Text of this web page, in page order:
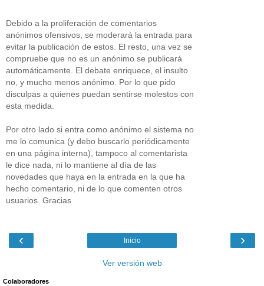
Debido a la proliferación de comentarios
anónimos ofensivos, se moderará la entrada para
evitar la publicación de estos. El resto, una vez se
compruebe que no es un anónimo se publicará
automáticamente. El debate enriquece, el insulto
no, y mucho menos anónimo. Por lo que pido
disculpas a quienes puedan sentirse molestos con
esta medida.
Por otro lado si entra como anónimo el sistema no
me lo comunica (y debo buscarlo periódicamente
en una página interna), tampoco al comentarista
le dice nada, ni lo mantiene al día de las
novedades que haya en la entrada en la que ha
hecho comentario, ni de lo que comenten otros
usuarios. Gracias
‹ ›
Inicio
Ver versión web
Colaboradores